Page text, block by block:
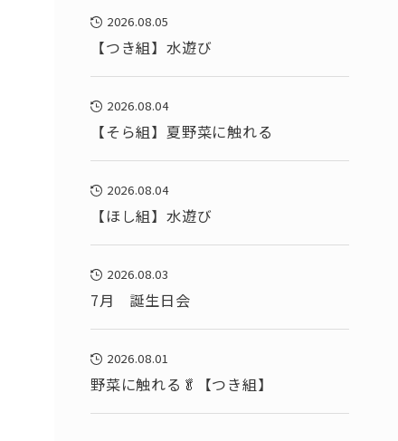
2026.08.05
【つき組】水遊び
2026.08.04
【そら組】夏野菜に触れる
2026.08.04
【ほし組】水遊び
2026.08.03
7月 誕生日会
2026.08.01
野菜に触れる🥬【つき組】